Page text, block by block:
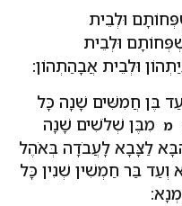
וּלְבֵית
וּלְבֵית
וּלְבֵית אֲבָהַתְהוֹן:
בֶּן חֲמִשִּׁים שָׁנָה כָּל
מ מִבֶּן שְׁלֹשִׁים שָׁנָה
לַצָּבָא לַֽעֲבֹדָה בְּאֹהֶל
וְעַד בַּר חַמְשִׁין שְׁנִין כָּל